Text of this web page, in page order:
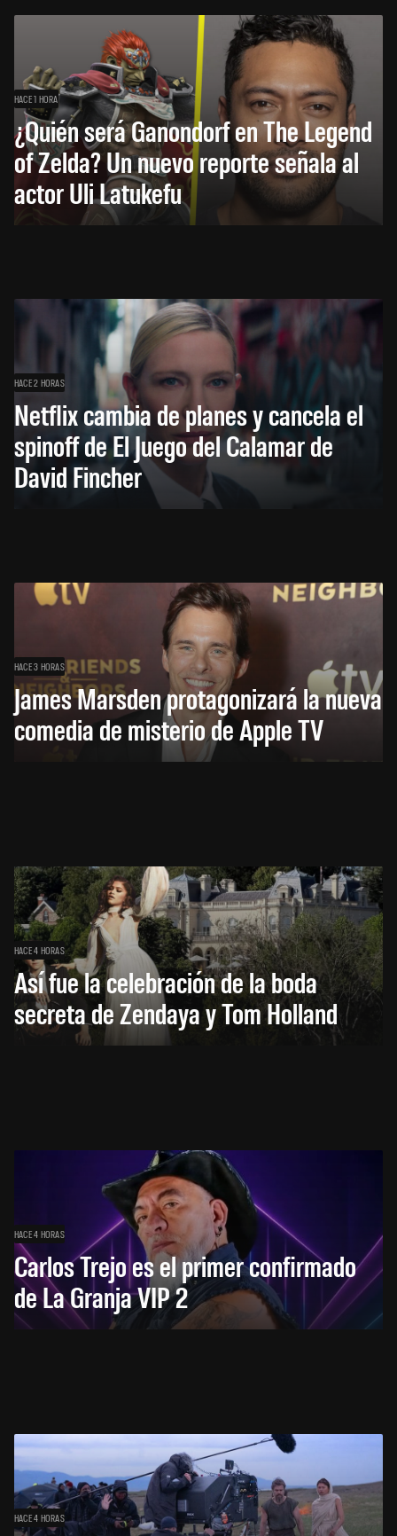
HACE 1 HORA
¿Quién será Ganondorf en The Legend
of Zelda? Un nuevo reporte señala al
actor Uli Latukefu
HACE 2 HORAS
Netflix cambia de planes y cancela el
spinoff de El Juego del Calamar de
David Fincher
HACE 3 HORAS
James Marsden protagonizará la nueva
comedia de misterio de Apple TV
HACE 4 HORAS
Así fue la celebración de la boda
secreta de Zendaya y Tom Holland
HACE 4 HORAS
Carlos Trejo es el primer confirmado
de La Granja VIP 2
HACE 4 HORAS